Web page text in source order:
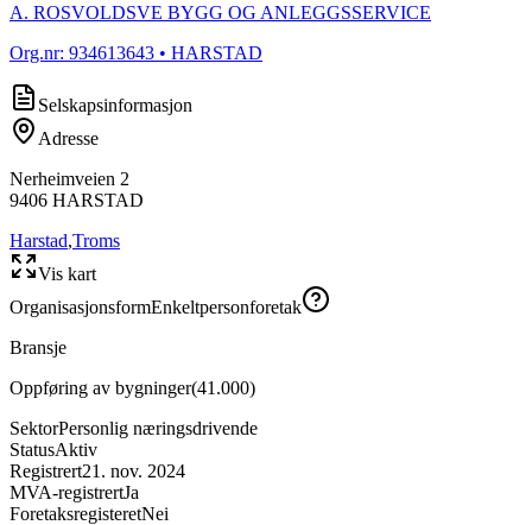
A. ROSVOLDSVE BYGG OG ANLEGGSSERVICE
Org.nr: 934613643 • HARSTAD
Selskapsinformasjon
Adresse
Nerheimveien 2
9406 HARSTAD
Harstad,Troms
Vis kart
OrganisasjonsformEnkeltpersonforetak
Bransje
Oppføring av bygninger(41.000)
SektorPersonlig næringsdrivende
StatusAktiv
Registrert21. nov. 2024
MVA-registrertJa
ForetaksregisteretNei